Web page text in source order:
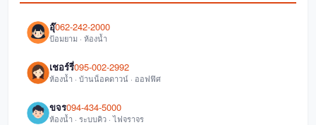
อุ๊062-242-2000
ป้อมยาม · ห้องน้ำ
เชอร์รี่095-002-2992
ห้องน้ำ · บ้านน็อคดาวน์ · ออฟฟิศ
ขจร094-434-5000
ห้องน้ำ · ระบบคิว · ไฟจราจร